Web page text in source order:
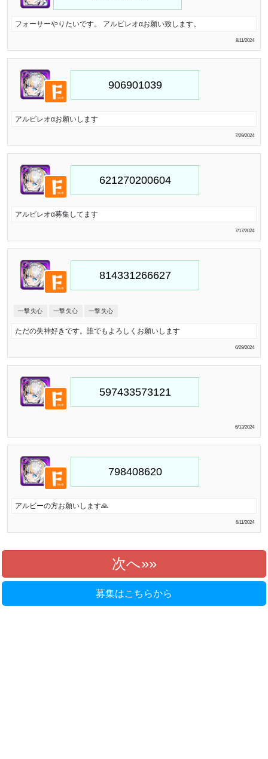
フォーサーやりたいです。 アルビレオαお願い致します。
8/11/2024
アルビレオαお願いします
7/29/2024
アルビレオα募集してます
7/17/2024
一撃失心 一撃失心 一撃失心
ただの失神好きです。誰でもよろしくお願いします
6/29/2024
6/13/2024
アルビーの方お願いします🙏
6/11/2024
次へ»
募集はこちらから